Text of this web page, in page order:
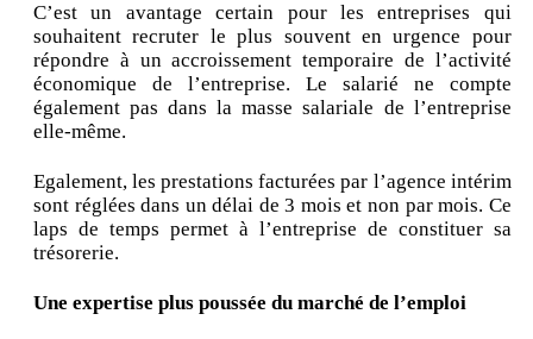
C’est un avantage certain pour les entreprises qui
souhaitent recruter le plus souvent en urgence pour
répondre à un accroissement temporaire de l’activité
économique de l’entreprise. Le salarié ne compte
également pas dans la masse salariale de l’entreprise
elle-même.
Egalement, les prestations facturées par l’agence intérim
sont réglées dans un délai de 3 mois et non par mois. Ce
laps de temps permet à l’entreprise de constituer sa
trésorerie.
Une expertise plus poussée du marché de l’emploi